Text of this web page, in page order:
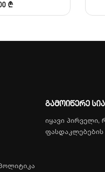
₾
გამოიწერე
იყავი პირველი,
ფასდაკლებების